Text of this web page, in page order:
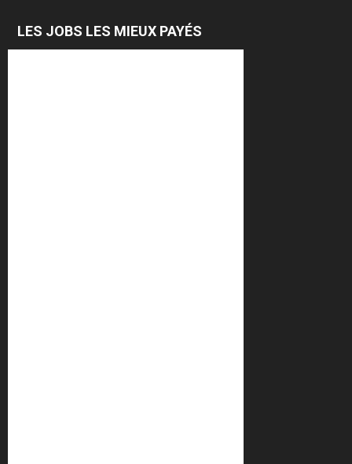
LES JOBS LES MIEUX PAYÉS